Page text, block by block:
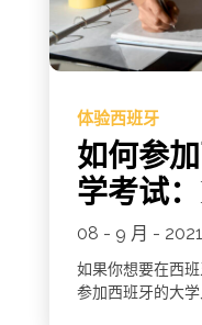
体验西班牙
如何参
学考试
08 - 9 月 - 2021
如果你想要在西
参加西班牙的大学